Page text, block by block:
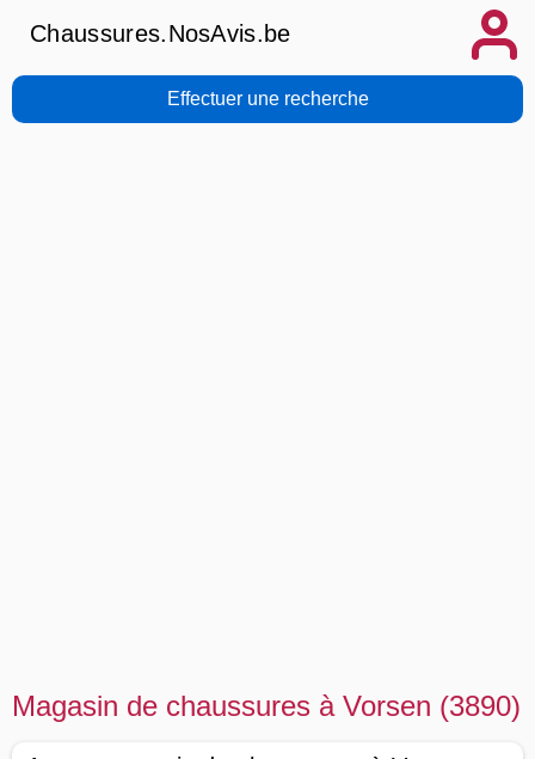
Chaussures.NosAvis.be
Effectuer une recherche
Magasin de chaussures à Vorsen (3890)